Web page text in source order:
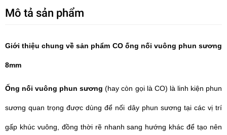
Mô tả sản phẩm
Giới thiệu chung về sản phẩm CO ống nối vuông phun sương
8mm
Ống nối vuông phun sương (hay còn gọi là CO) là linh kiện phun
sương quan trọng được dùng để nối dây phun sương tại các vị trí
gấp khúc vuông, đồng thời rẽ nhanh sang hướng khác để tạo nên